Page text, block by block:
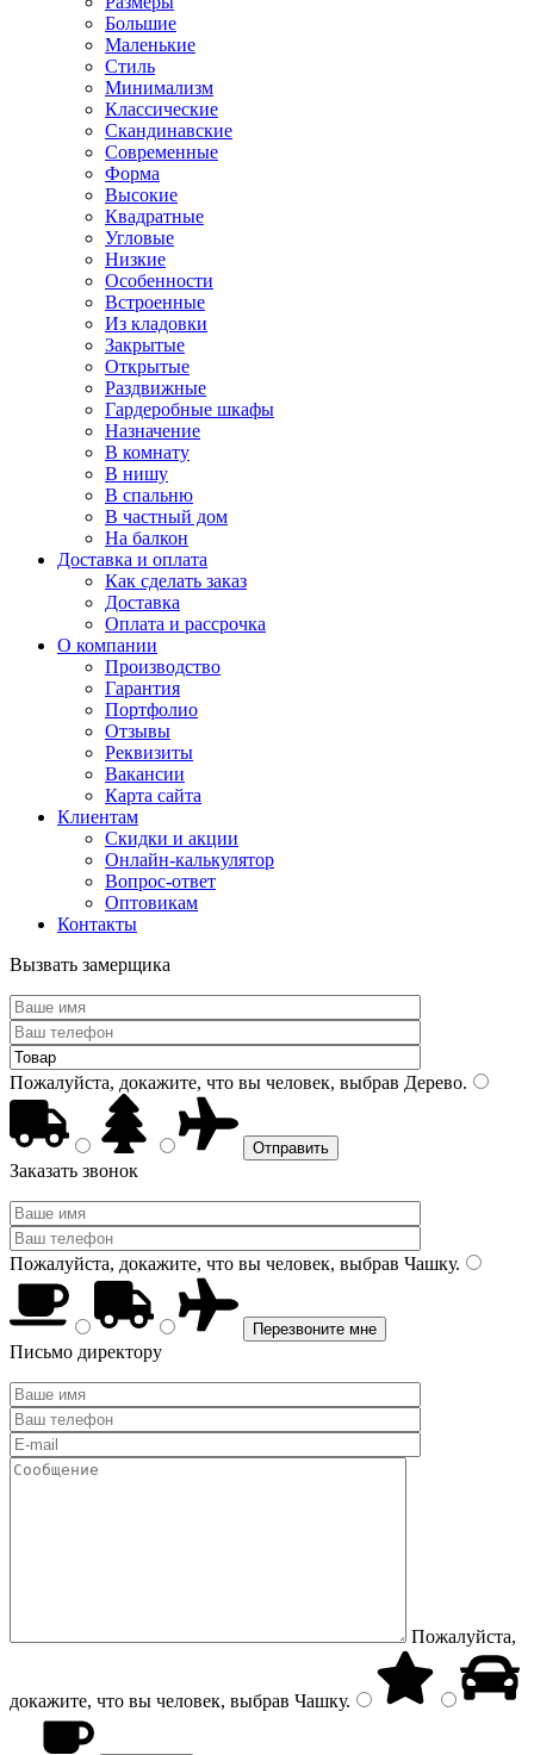
Большие
Маленькие
Стиль
Минимализм
Классические
Скандинавские
Современные
Форма
Высокие
Квадратные
Угловые
Низкие
Особенности
Встроенные
Из кладовки
Закрытые
Открытые
Раздвижные
Гардеробные шкафы
Назначение
В комнату
В нишу
В спальню
В частный дом
На балкон
Доставка и оплата
Как сделать заказ
Доставка
Оплата и рассрочка
О компании
Производство
Гарантия
Портфолио
Отзывы
Реквизиты
Вакансии
Карта сайта
Клиентам
Скидки и акции
Онлайн-калькулятор
Вопрос-ответ
Оптовикам
Контакты
Вызвать замерщика
Пожалуйста, докажите, что вы человек, выбрав Дерево.
Заказать звонок
Пожалуйста, докажите, что вы человек, выбрав Чашку.
Письмо директору
Пожалуйста,
докажите, что вы человек, выбрав Чашку.